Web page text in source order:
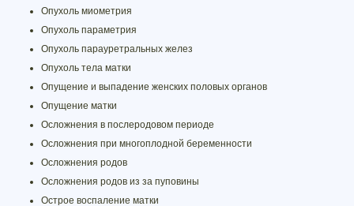
Опухоль миометрия
Опухоль параметрия
Опухоль парауретральных желез
Опухоль тела матки
Опущение и выпадение женских половых органов
Опущение матки
Осложнения в послеродовом периоде
Осложнения при многоплодной беременности
Осложнения родов
Осложнения родов из за пуповины
Острое воспаление матки